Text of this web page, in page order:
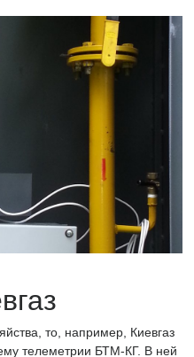
то, например, Киевгаз
телеметрии БТМ-КГ. В ней